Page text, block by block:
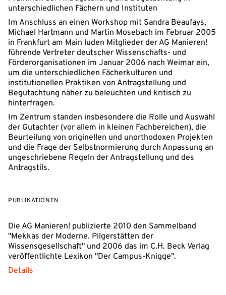
unterschiedlichen Fächern und Instituten
Im Anschluss an einen Workshop mit Sandra Beaufays,
Michael Hartmann und Martin Mosebach im Februar 2005
in Frankfurt am Main luden Mitglieder der AG Manieren!
führende Vertreter deutscher Wissenschafts- und
Förderorganisationen im Januar 2006 nach Weimar ein,
um die unterschiedlichen Fächerkulturen und
institutionellen Praktiken von Antragstellung und
Begutachtung näher zu beleuchten und kritisch zu
hinterfragen.
Im Zentrum standen insbesondere die Rolle und Auswahl
der Gutachter (vor allem in kleinen Fachbereichen), die
Beurteilung von originellen und unorthodoxen Projekten
und die Frage der Selbstnormierung durch Anpassung an
ungeschriebene Regeln der Antragstellung und des
Antragstils.
PUBLIKATIONEN
Die AG Manieren! publizierte 2010 den Sammelband
"Mekkas der Moderne. Pilgerstätten der
Wissensgesellschaft" und 2006 das im C.H. Beck Verlag
veröffentlichte Lexikon "Der Campus-Knigge".
Details